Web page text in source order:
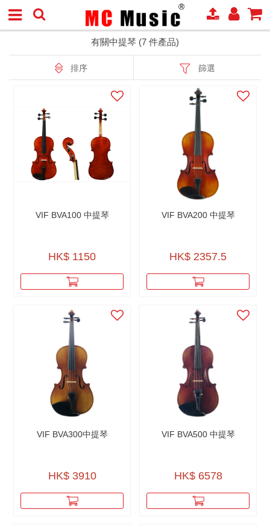
有關中提琴 (7 件產品)
排序 篩選
VIF BVA100 中提琴
HK$ 1150
VIF BVA200 中提琴
HK$ 2357.5
VIF BVA300中提琴
HK$ 3910
VIF BVA500 中提琴
HK$ 6578